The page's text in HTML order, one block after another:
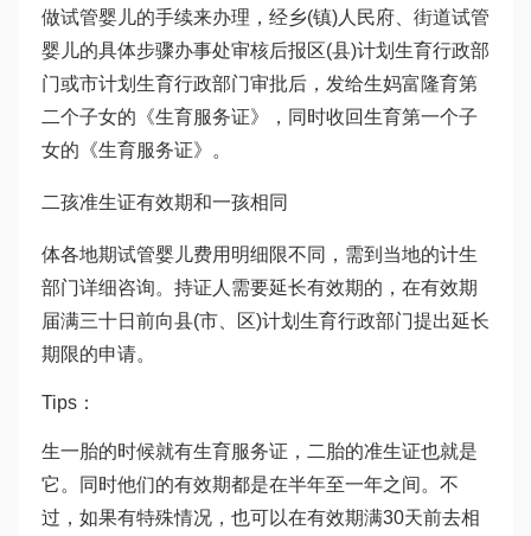
做试管婴儿的手续来办理，经乡(镇)人民府、街道试管
婴儿的具体步骤办事处审核后报区(县)计划生育行政部
门或市计划生育行政部门审批后，发给生妈富隆育第
二个子女的《生育服务证》，同时收回生育第一个子
女的《生育服务证》。
二孩准生证有效期和一孩相同
体各地期试管婴儿费用明细 限不同，需到当地的计生
部门详细咨询。持证人需要延长有效期的，在有效期
届满三十日前向县(市、区)计划生育行政部门提出延长
期限的申请。
Tips：
生一胎的时候就有生育服务证，二胎的准生证也就是
它。同时他们的有效期都是在半年至一年之间。不
过，如果有特殊情况，也可以在有效期满30天前去相